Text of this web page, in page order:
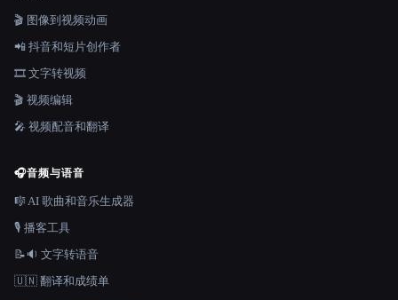
🎬 图像到视频动画
📲 抖音和短片创作者
🎞️ 文字转视频
🎬 视频编辑
🎤 视频配音和翻译
🎧音频与语音
🎼 AI 歌曲和音乐生成器
🎙️ 播客工具
📝🔉 文字转语音
🇺🇳 翻译和成绩单